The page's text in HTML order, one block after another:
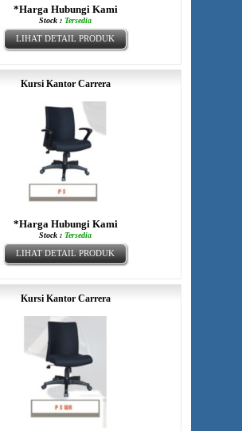
*Harga Hubungi Kami
Stock : Tersedia
LIHAT DETAIL PRODUK
Kursi Kantor Carrera
*Harga Hubungi Kami
Stock : Tersedia
LIHAT DETAIL PRODUK
Kursi Kantor Carrera